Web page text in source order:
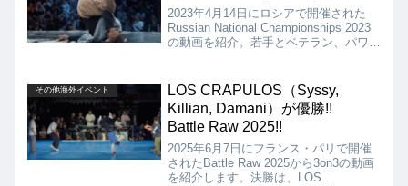
2023年4月14日にロシアで開催された
Russian National Championships 2023
の動画を紹介。若手とベテラン、パワー
ルとなりました!!
その他海外イベント
LOS CRAPULOS（Syssy,
Killian, Damani）が優勝!!
Battle Raw 2025!!
2025年6月7日にフランス・パリで開催
されたBattle Raw 2025から3on3の動画
を紹介します。決勝は、LOS